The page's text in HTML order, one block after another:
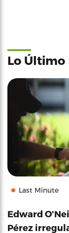
Lo Último
Last Minute
Edward
Pérez